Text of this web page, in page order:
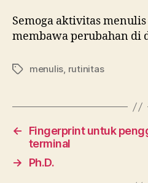
Semoga aktivitas
membawa perubahan di
Tagsmenulis, rutinitas
←
Fingerprint untuk
terminal
→
Ph.D.